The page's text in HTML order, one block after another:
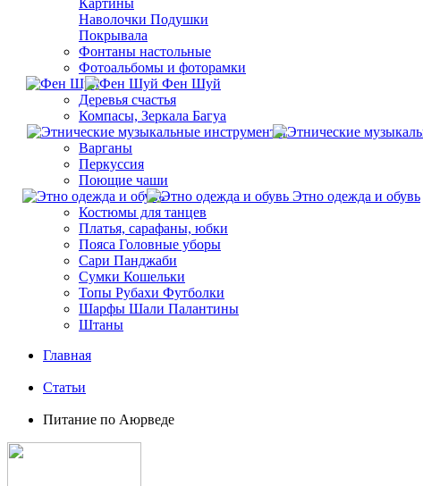
Картины
Наволочки Подушки
Покрывала
Фонтаны настольные
Фотоальбомы и фоторамки
Фен Шуй
Деревья счастья
Компасы, Зеркала Багуа
Варганы
Перкуссия
Поющие чаши
Этно одежда и обувь
Костюмы для танцев
Платья, сарафаны, юбки
Пояса Головные уборы
Сари Панджаби
Сумки Кошельки
Топы Рубахи Футболки
Шарфы Шали Палантины
Штаны
Главная
Статьи
Питание по Аюрведе